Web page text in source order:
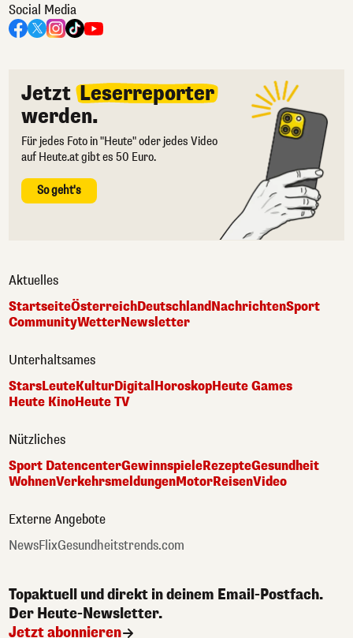
Social Media
Jetzt Leserreporter
werden.
Für jedes Foto in "Heute" oder jedes Video
auf Heute.at gibt es 50 Euro.
So geht's
Aktuelles
StartseiteÖsterreichDeutschlandNachrichtenSport
CommunityWetterNewsletter
Unterhaltsames
StarsLeuteKulturDigitalHoroskopHeute Games
Heute KinoHeute TV
Nützliches
Sport DatencenterGewinnspieleRezepteGesundheit
WohnenVerkehrsmeldungenMotorReisenVideo
Externe Angebote
NewsFlixGesundheitstrends.com
Topaktuell und direkt in deinem Email-Postfach.
Der Heute-Newsletter.
Jetzt abonnieren